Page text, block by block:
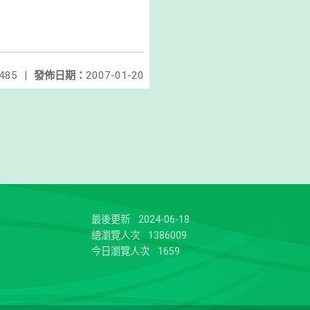
發佈日期： 2007-01-20
|
最後更新
2024-06-18
總瀏覽人次
1386009
今日瀏覽人次
1659